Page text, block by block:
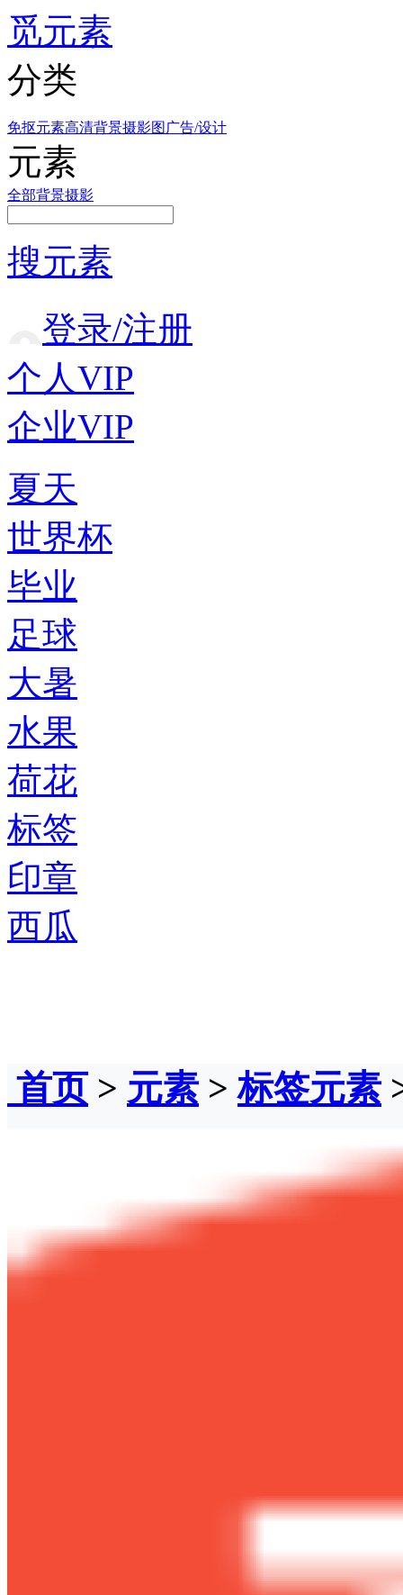
觅元素
分类
免抠元素高清背景摄影图 广告/设计
元素
全部背景摄影
搜元素
登录/注册
个人VIP
企业VIP
夏天
世界杯
毕业
足球
大暑
水果
荷花
标签
印章
西瓜
首页> 元素 >标签元素